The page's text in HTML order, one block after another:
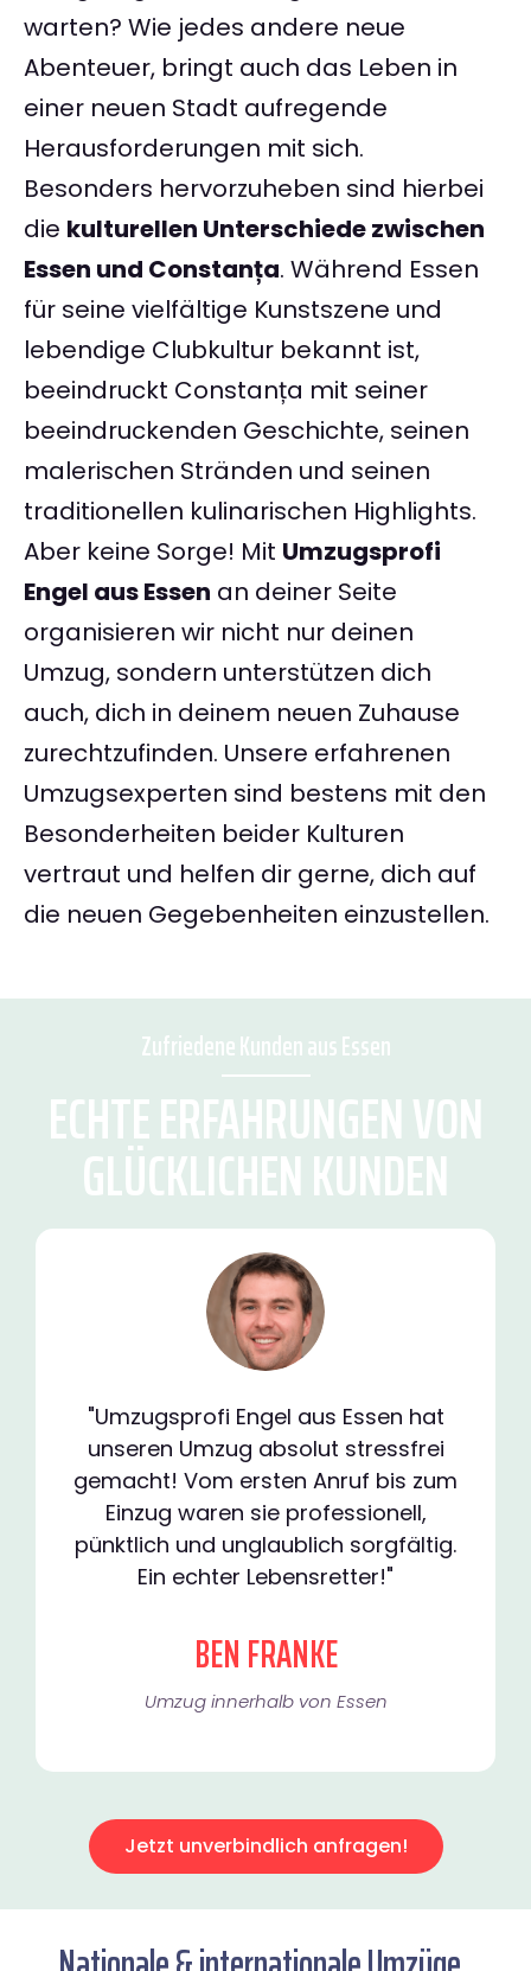
warten? Wie jedes andere neue
Abenteuer, bringt auch das Leben in
einer neuen Stadt aufregende
Herausforderungen mit sich.
Besonders hervorzuheben sind hierbei
die kulturellen Unterschiede zwischen
Essen und Constanța. Während Essen
für seine vielfältige Kunstszene und
lebendige Clubkultur bekannt ist,
beeindruckt Constanța mit seiner
beeindruckenden Geschichte, seinen
malerischen Stränden und seinen
traditionellen kulinarischen Highlights.
Aber keine Sorge! Mit Umzugsprofi
Engel aus Essen an deiner Seite
organisieren wir nicht nur deinen
Umzug, sondern unterstützen dich
auch, dich in deinem neuen Zuhause
zurechtzufinden. Unsere erfahrenen
Umzugsexperten sind bestens mit den
Besonderheiten beider Kulturen
vertraut und helfen dir gerne, dich auf
die neuen Gegebenheiten einzustellen.
Zufriedene Kunden aus Essen
ECHTE ERFAHRUNGEN VON
GLÜCKLICHEN KUNDEN
"Umzugsprofi Engel aus Essen hat
unseren Umzug absolut stressfrei
gemacht! Vom ersten Anruf bis zum
Einzug waren sie professionell,
pünktlich und unglaublich sorgfältig.
Ein echter Lebensretter!"
BEN FRANKE
Umzug innerhalb von Essen​
Jetzt unverbindlich anfragen!